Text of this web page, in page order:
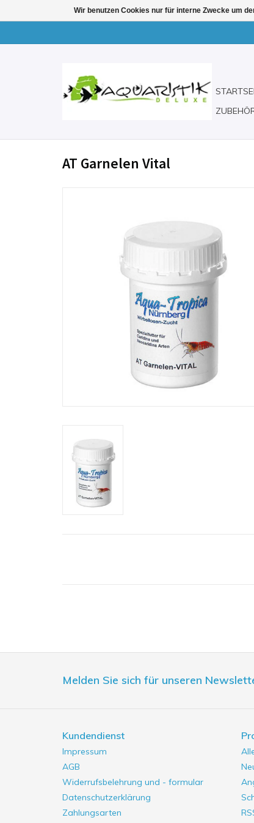
AT Garnelen Vital
Melden Sie sich für unseren
Kundendienst
Impressum
AGB
Widerrufsbelehrung und - formular
Datenschutzerklärung
Zahlungsarten
Wir benutzen Cookies nur für interne Zwecke um